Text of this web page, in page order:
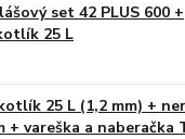
set 42 PLUS 600 +
25 L
25 L (1,2 mm) +
+ vareška a naberačka